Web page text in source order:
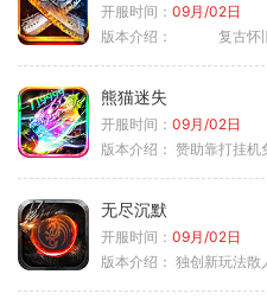
开服时间： 09月/02日
版本介绍：
复古怀
熊猫迷失
开服时间： 09月/02日
版本介绍： 赞助靠打挂机
无尽沉默
开服时间： 09月/02日
版本介绍： 独创新玩法散